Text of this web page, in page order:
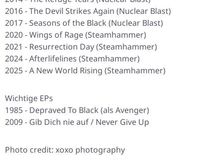
2016 - The Devil Strikes Again (Nuclear Blast)
2017 - Seasons of the Black (Nuclear Blast)
2020 - Wings of Rage (Steamhammer)
2021 - Resurrection Day (Steamhammer)
2024 - Afterlifelines (Steamhammer)
2025 - A New World Rising (Steamhammer)
Wichtige EPs
1985 - Depraved To Black (als Avenger)
2009 - Gib Dich nie auf / Never Give Up
Photo credit: xoxo photography